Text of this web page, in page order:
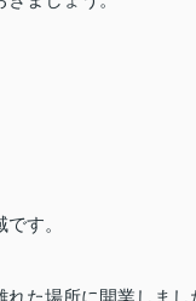
す。
た場所に開業しまし